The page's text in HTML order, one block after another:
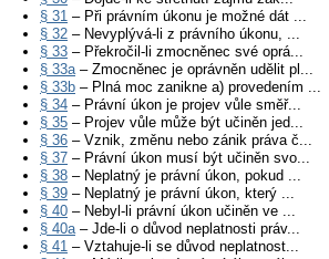
§ 31 – Při právním úkonu je možné dát ...
§ 32 – Nevyplývá-li z právního úkonu, ...
§ 33 – Překročil-li zmocněnec své oprá...
§ 33a– Zmocněnec je oprávněn udělit pl...
§ 33b – Plná moc zanikne a) provedením ...
§ 34 – Právní úkon je projev vůle směř...
§ 35 – Projev vůle může být učiněn jed...
§ 36 – Vznik, změnu nebo zánik práva č...
§ 37 – Právní úkon musí být učiněn svo...
§ 38 – Neplatný je právní úkon, pokud ...
§ 39 – Neplatný je právní úkon, který ...
§ 40 – Nebyl-li právní úkon učiněn ve ...
§ 40a– Jde-li o důvod neplatnosti práv...
§ 41 – Vztahuje-li se důvod neplatnost...